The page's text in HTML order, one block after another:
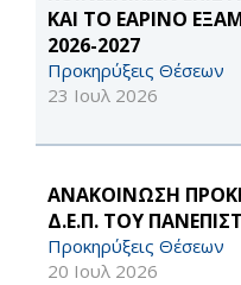
ΚΑΙ ΤΟ ΕΑΡΙΝΟ
2026-2027
Προκηρύξεις Θέσεων
23 Ιουλ 2026
ΑΝΑΚΟΙΝΩΣΗ
Δ.Ε.Π. ΤΟΥ
Προκηρύξεις Θέσεων
20 Ιουλ 2026